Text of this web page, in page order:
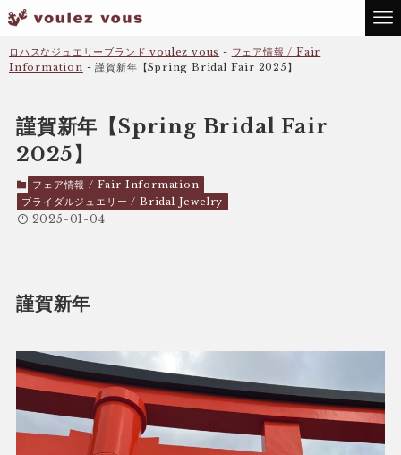
ロハスなジュエリーブランド voulez vous - フェア情報 / Fair
Information -謹賀新年【Spring Bridal Fair 2025】
謹賀新年【Spring Bridal Fair
2025】
フェア情報 / Fair Information
ブライダルジュエリー / Bridal Jewelry
2025-01-04
謹賀新年